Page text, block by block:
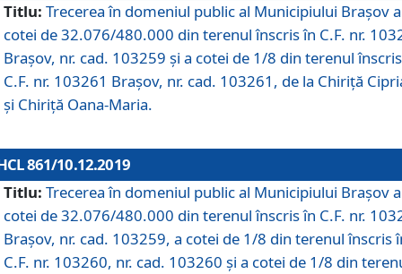
Titlu: Trecerea în domeniul public al Municipiului Braşov a
cotei de 32.076/480.000 din terenul înscris în C.F. nr.
Brașov, nr. cad. 103259 și a cotei de 1/8 din terenul
C.F. nr. 103261 Brașov, nr. cad. 103261, de la Chiriță
și Chiriță Oana-Maria.
861/10.12.2019
Titlu: Trecerea în domeniul public al Municipiului Braşov a
cotei de 32.076/480.000 din terenul înscris în C.F. nr.
Brașov, nr. cad. 103259, a cotei de 1/8 din terenul înscris
C.F. nr. 103260, nr. cad. 103260 și a cotei de 1/8 din